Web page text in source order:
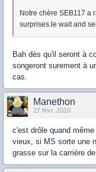
Notre chère SEB117 a
surprises.le wait and
Bah dès qu'il seront à
songeront surement à
cas.
Manethon
27 févr. 2010
c'est drôle quand
vieux, si MS sorte une
grasse sur la carrière